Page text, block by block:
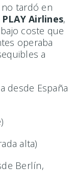
no tardó en
Airlines,
coste que
operaba
a
desde España
alta)
Berlín,